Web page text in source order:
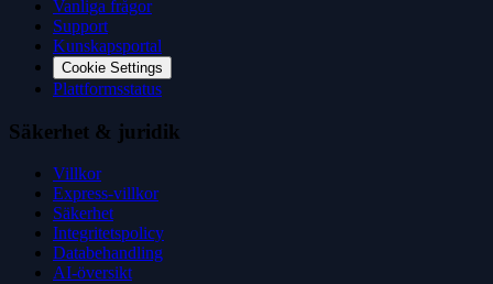
Vanliga frågor
Support
Kunskapsportal
Cookie Settings
Plattformsstatus
Säkerhet & juridik
Villkor
Express-villkor
Säkerhet
Integritetspolicy
Databehandling
AI-översikt